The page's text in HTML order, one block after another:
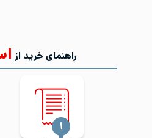
راهنمای خرید از
‍۱